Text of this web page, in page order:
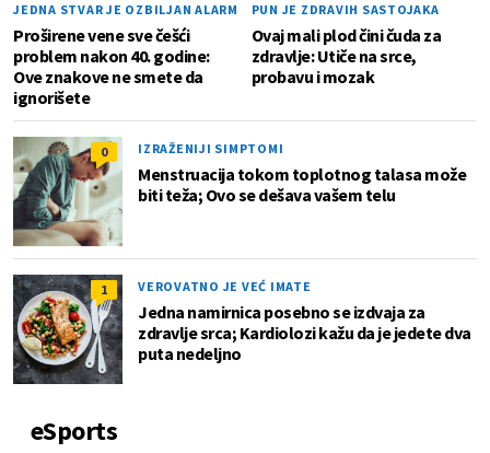
JEDNA STVAR JE OZBILJAN ALARM
Proširene vene sve češći
problem nakon 40. godine:
Ove znakove ne smete da
ignorišete
PUN JE ZDRAVIH SASTOJAKA
Ovaj mali plod čini čuda za
zdravlje: Utiče na srce,
probavu i mozak
0 IZRAŽENIJI SIMPTOMI
Menstruacija tokom toplotnog talasa može
biti teža; Ovo se dešava vašem telu
1 VEROVATNO JE VEĆ IMATE
Jedna namirnica posebno se izdvaja za
zdravlje srca; Kardiolozi kažu da je jedete dva
puta nedeljno
eSports